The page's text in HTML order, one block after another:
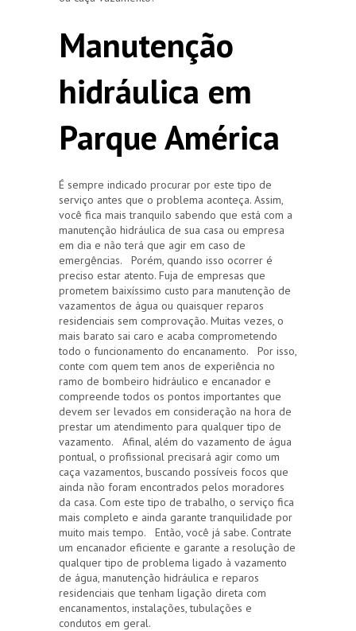
Manutenção
hidráulica em
Parque América
É sempre indicado procurar por este tipo de
serviço antes que o problema aconteça. Assim,
você fica mais tranquilo sabendo que está com a
manutenção hidráulica de sua casa ou empresa
em dia e não terá que agir em caso de
emergências. Porém, quando isso ocorrer é
preciso estar atento. Fuja de empresas que
prometem baixíssimo custo para manutenção de
vazamentos de água ou quaisquer reparos
residenciais sem comprovação. Muitas vezes, o
mais barato sai caro e acaba comprometendo
todo o funcionamento do encanamento. Por isso,
conte com quem tem anos de experiência no
ramo de bombeiro hidráulico e encanador e
compreende todos os pontos importantes que
devem ser levados em consideração na hora de
prestar um atendimento para qualquer tipo de
vazamento. Afinal, além do vazamento de água
pontual, o profissional precisará agir como um
caça vazamentos, buscando possíveis focos que
ainda não foram encontrados pelos moradores
da casa. Com este tipo de trabalho, o serviço fica
mais completo e ainda garante tranquilidade por
muito mais tempo. Então, você já sabe. Contrate
um encanador eficiente e garante a resolução de
qualquer tipo de problema ligado à vazamento
de água, manutenção hidráulica e reparos
residenciais que tenham ligação direta com
encanamentos, instalações, tubulações e
condutos em geral.